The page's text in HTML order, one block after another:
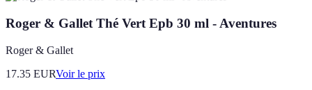
Roger & Gallet Thé Vert Epb 30 ml - Aventures
Roger & Gallet
17.35 EURVoir le prix